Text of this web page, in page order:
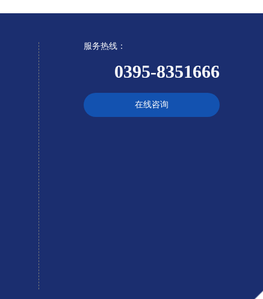
服务热线：
0395-8351666
在线咨询